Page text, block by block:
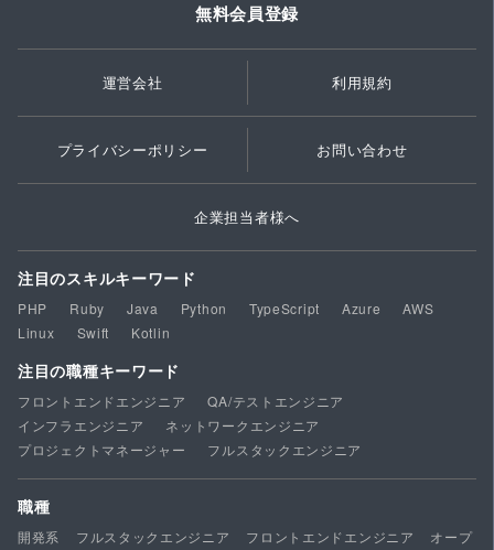
無料会員登録
運営会社 利用規約
プライバシーポリシー お問い合わせ
企業担当者様へ
注目のスキルキーワード
PHP Ruby Java Python TypeScript Azure
AWS
Linux
Swift Kotlin
注目の職種キーワード
フロントエンドエンジニア
QA/テストエンジニア
インフラエンジニア
ネットワークエンジニア
プロジェクトマネージャー
フルスタックエンジニア
職種
開発系 フルスタックエンジニア フロントエンドエンジニア
オープ